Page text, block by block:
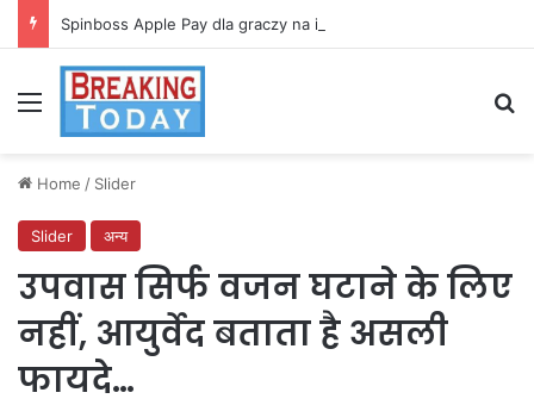
Spinboss Apple Pay dla graczy na iPhone
Menu
Home / Slider
Slider अन्य
उपवास सिर्फ वजन घटाने के लिए
नहीं, आयुर्वेद बताता है असली
फायदे…